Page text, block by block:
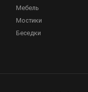
Мебель
Мостики
Беседки